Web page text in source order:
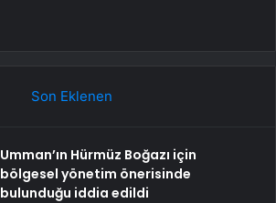
Son Eklenen
Umman’ın Hürmüz Boğazı için
bölgesel yönetim önerisinde
bulunduğu iddia edildi